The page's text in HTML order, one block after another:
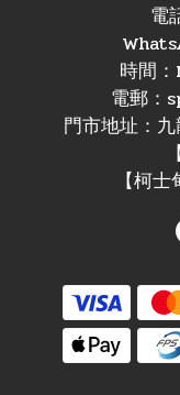
電
時間
電郵：
門市地址：
【柯